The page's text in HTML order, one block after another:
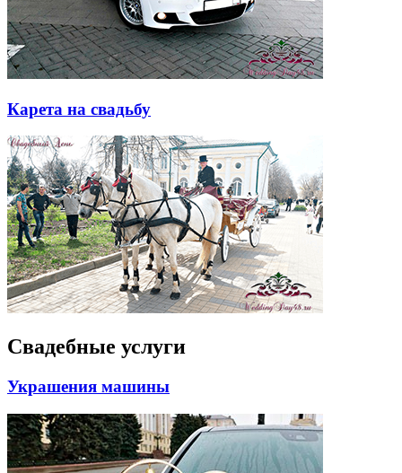
Карета на свадьбу
Свадебные услуги
Украшения машины